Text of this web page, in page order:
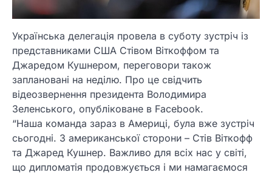
Українська делегація провела в суботу зустріч із
представниками США Стівом Віткоффом та
Джаредом Кушнером, переговори також
заплановані на неділю. Про це свідчить
відеозвернення президента Володимира
Зеленського, опубліковане в Facebook.
“Наша команда зараз в Америці, була вже зустріч
сьогодні. З американської сторони – Стів Віткофф
та Джаред Кушнер. Важливо для всіх нас у світі,
що дипломатія продовжується і ми намагаємося